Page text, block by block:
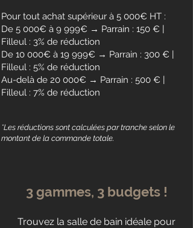
Pour tout achat supérieur à 5 000€ HT :
De 5 000€ à 9 999€ → Parrain : 150 € |
Filleul : 3% de réduction
De 10 000€ à 19 999€ → Parrain : 300 € |
Filleul : 5% de réduction
Au-delà de 20 000€ → Parrain : 500 € |
Filleul : 7% de réduction
*Les réductions sont calculées par tranche selon le
montant de la commande totale.
3 gammes, 3 budgets !
Trouvez la salle de bain idéale pour